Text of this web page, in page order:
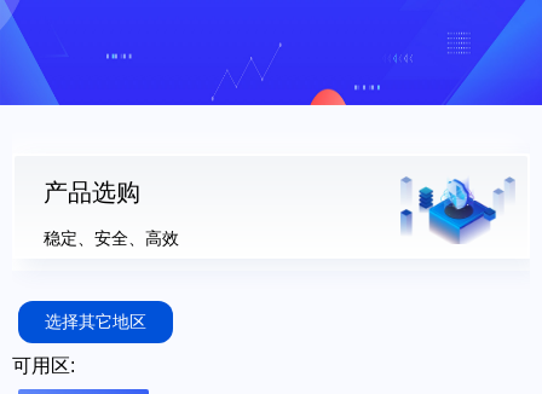
产品选购
稳定、安全、高效
选择其它地区
可用区: